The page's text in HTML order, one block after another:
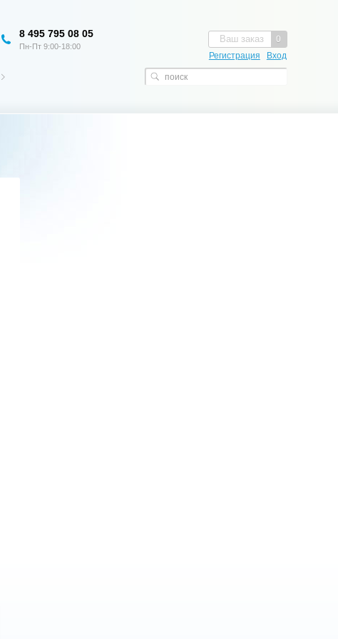
0
Ваш заказ
Регистрация Вход
8 495 795 08 05
Пн-Пт 9:00-18:00